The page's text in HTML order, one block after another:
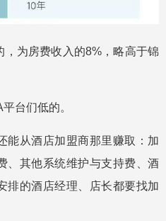
为房费收入的8%，略高于锦
台们低的。
能从酒店加盟商那里赚取：加
、其他系统维护与支持费、酒
的酒店经理、店长都要找加